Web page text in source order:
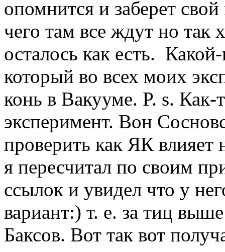
опомнится и заберет
чего там все ждут но так
осталось как есть.
который во всех моих
конь в Вакууме. P. s.
эксперимент. Вон
проверить как ЯК
я пересчитал по своим
ссылок и увидел что у
вариант:) т. е. за тиц
Баксов. Вот так вот